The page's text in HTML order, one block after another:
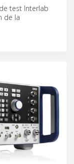
test Interlab
de la